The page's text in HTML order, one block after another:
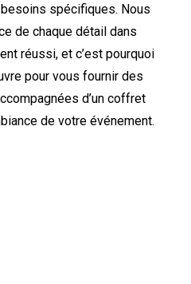
spécifiques. Nous
de chaque détail dans
réussi, et c’est pourquoi
pour vous fournir des
d’un coffret
de votre événement.